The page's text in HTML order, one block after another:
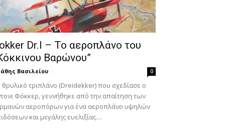
Dr.I – To αεροπλάνο του
Βαρώνου”
Βασιλείου - 0
θρυλικό τριπλάνο (Dreidekker) που σχεδίασε ο
Φόκκερ, γεννήθηκε από την απαίτηση των
αεροπόρων για ένα αεροπλάνο υψηλών
και μεγάλης ευελιξίας....